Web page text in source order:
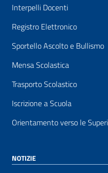
Interpelli Docenti
Registro Elettronico
Sportello Ascolto e Bullismo
Mensa Scolastica
Trasporto Scolastico
Iscrizione a Scuola
Orientamento verso le
NOTIZIE